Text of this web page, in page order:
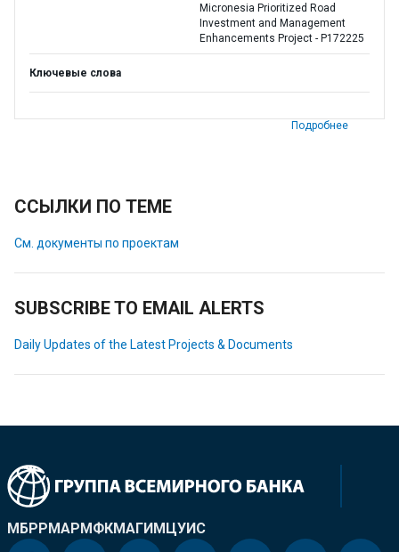
Micronesia Prioritized Road
Investment and Management
Enhancements Project - P172225
Ключевые слова
Подробнее
ССЫЛКИ ПО ТЕМЕ
См. документы по проектам
SUBSCRIBE TO EMAIL ALERTS
Daily Updates of the Latest Projects & Documents
МБРРМАРМФКМАГИМЦУИС